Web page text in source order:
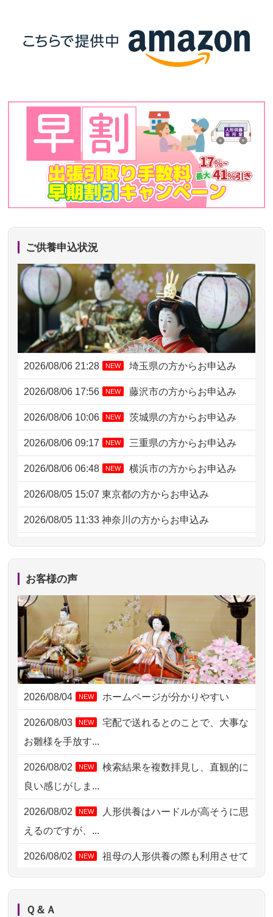
ご供養申込状況
2026/08/06 21:28 NEW 埼玉県の方からお申込み
2026/08/06 17:56 NEW 藤沢市の方からお申込み
2026/08/06 10:06 NEW 茨城県の方からお申込み
2026/08/06 09:17 NEW 三重県の方からお申込み
2026/08/06 06:48 NEW 横浜市の方からお申込み
2026/08/05 15:07 東京都の方からお申込み
2026/08/05 11:33 神奈川の方からお申込み
2026/08/04 17:34 西亀有の方からお申込み
2026/08/04 15:40
2026/08/04 14:04 東京都の方からお申込み
2026/08/04 00:38 中野区の方からお申込み
2026/08/03 21:17 愛知県の方からお申込み
2026/08/02 18:47 虎ノ門の方からお申込み
2026/08/02 11:15 千葉県の方からお申込み
2026/08/02 10:39 神奈川の方からお申込み
2026/08/01 19:28 東京都の方からお申込み
2026/08/01 17:10
2026/08/01 11:07 さいたの方からお申込み
2026/07/31 17:28 栃木県の方からお申込み
2026/07/31 12:32
お客様の声
2026/08/04 NEW ホームページが分かりやすい
2026/08/03 NEW
宅配で送れるとのことで、大事な
お雛様を手放す...
2026/08/02 NEW
検索結果を複数拝見し、直観的に
良い感じがしま...
2026/08/02 NEW
人形供養はハードルが高そうに思
えるのですが、...
2026/08/02 NEW
祖母の人形供養の際も利用させて
いただき安心感がある
Ｑ＆Ａ